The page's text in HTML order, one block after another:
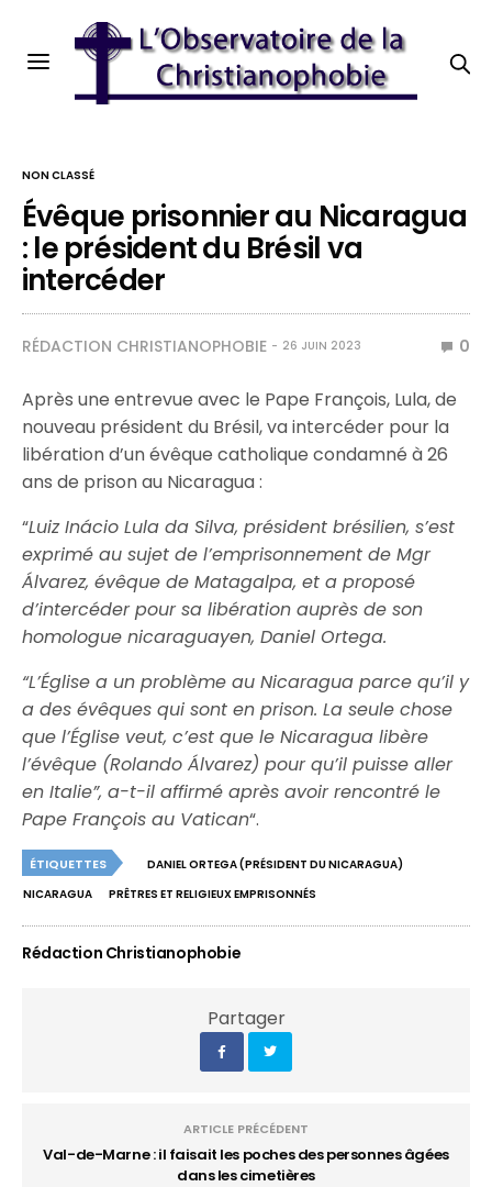
NON CLASSÉ
Évêque prisonnier au Nicaragua
: le président du Brésil va
intercéder
RÉDACTION CHRISTIANOPHOBIE 26 JUIN 2023 0
Après une entrevue avec le Pape François, Lula, de
nouveau président du Brésil, va intercéder pour la
libération d’un évêque catholique condamné à 26
ans de prison au Nicaragua :
“Luiz Inácio Lula da Silva, président brésilien, s’est
exprimé au sujet de l’emprisonnement de Mgr
Álvarez, évêque de Matagalpa, et a proposé
d’intercéder pour sa libération auprès de son
homologue nicaraguayen, Daniel Ortega.
“L’Église a un problème au Nicaragua parce qu’il y
a des évêques qui sont en prison. La seule chose
que l’Église veut, c’est que le Nicaragua libère
l’évêque (Rolando Álvarez) pour qu’il puisse aller
en Italie”, a-t-il affirmé après avoir rencontré le
Pape François au Vatican“.
ÉTIQUETTES
DANIEL ORTEGA (PRÉSIDENT DU NICARAGUA)
NICARAGUA
PRÊTRES ET RELIGIEUX EMPRISONNÉS
Rédaction Christianophobie
Partager
ARTICLE PRÉCÉDENT
Val-de-Marne : il faisait les poches des personnes âgées
dans les cimetières